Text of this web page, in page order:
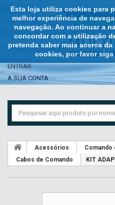
Esta loja utiliza cookies para
melhor experiência de
navegação. Ao continuar a
concordar com a utilização
pretenda saber mais acerca
cookies, por favor siga
ENTRAR
A SUA CONTA
Acessórios
Comando
Cabos de Comando
KIT